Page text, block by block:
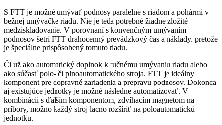
S FTT je možné umývať podnosy paralelne s riadom a pohármi v
bežnej umývačke riadu. Nie je teda potrebné žiadne zložité
medziskladovanie. V porovnaní s konvenčným umývaním
podnosov šetrí FTT drahocenný prevádzkový čas a náklady, pretože
je špeciálne prispôsobený tomuto riadu.
Či už ako automatický doplnok k ručnému umývaniu riadu alebo
ako súčasť polo- či plnoautomatického stroja. FTT je ideálny
komponent pre dopravné zariadenia a prepravu podnosov. Dokonca
aj existujúce jednotky je možné následne automatizovať. V
kombinácii s ďalším komponentom, zdvíhacím magnetom na
príbory, možno každý stroj lacno rozšíriť na poloautomatickú
jednotku.